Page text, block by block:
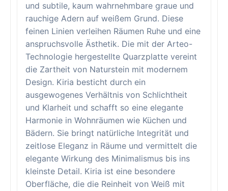
und subtile, kaum wahrnehmbare graue und
rauchige Adern auf weißem Grund. Diese
feinen Linien verleihen Räumen Ruhe und eine
anspruchsvolle Ästhetik. Die mit der Arteo-
Technologie hergestellte Quarzplatte vereint
die Zartheit von Naturstein mit modernem
Design. Kiria besticht durch ein
ausgewogenes Verhältnis von Schlichtheit
und Klarheit und schafft so eine elegante
Harmonie in Wohnräumen wie Küchen und
Bädern. Sie bringt natürliche Integrität und
zeitlose Eleganz in Räume und vermittelt die
elegante Wirkung des Minimalismus bis ins
kleinste Detail. Kiria ist eine besondere
Oberfläche, die die Reinheit von Weiß mit